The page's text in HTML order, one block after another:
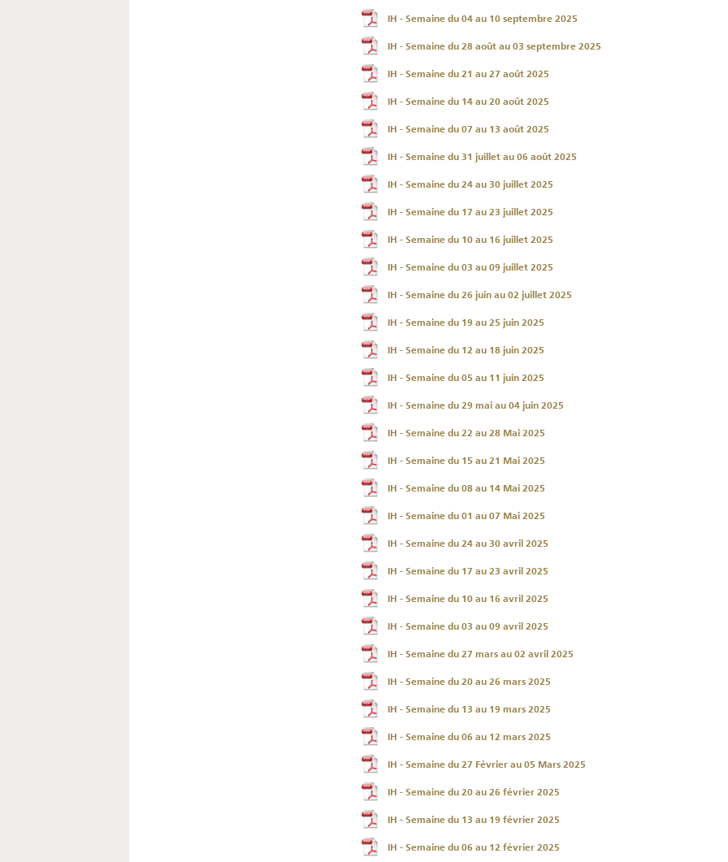
IH - Semaine du 04 au 10 septembre 2025
IH - Semaine du 28 août au 03 septembre 2025
IH - Semaine du 21 au 27 août 2025
IH - Semaine du 14 au 20 août 2025
IH - Semaine du 07 au 13 août 2025
IH - Semaine du 31 juillet au 06 août 2025
IH - Semaine du 24 au 30 juillet 2025
IH - Semaine du 17 au 23 juillet 2025
IH - Semaine du 10 au 16 juillet 2025
IH - Semaine du 03 au 09 juillet 2025
IH - Semaine du 26 juin au 02 juillet 2025
IH - Semaine du 19 au 25 juin 2025
IH - Semaine du 12 au 18 juin 2025
IH - Semaine du 05 au 11 juin 2025
IH - Semaine du 29 mai au 04 juin 2025
IH - Semaine du 22 au 28 Mai 2025
IH - Semaine du 15 au 21 Mai 2025
IH - Semaine du 08 au 14 Mai 2025
IH - Semaine du 01 au 07 Mai 2025
IH - Semaine du 24 au 30 avril 2025
IH - Semaine du 17 au 23 avril 2025
IH - Semaine du 10 au 16 avril 2025
IH - Semaine du 03 au 09 avril 2025
IH - Semaine du 27 mars au 02 avril 2025
IH - Semaine du 20 au 26 mars 2025
IH - Semaine du 13 au 19 mars 2025
IH - Semaine du 06 au 12 mars 2025
IH - Semaine du 27 Février au 05 Mars 2025
IH - Semaine du 20 au 26 février 2025
IH - Semaine du 13 au 19 février 2025
IH - Semaine du 06 au 12 février 2025